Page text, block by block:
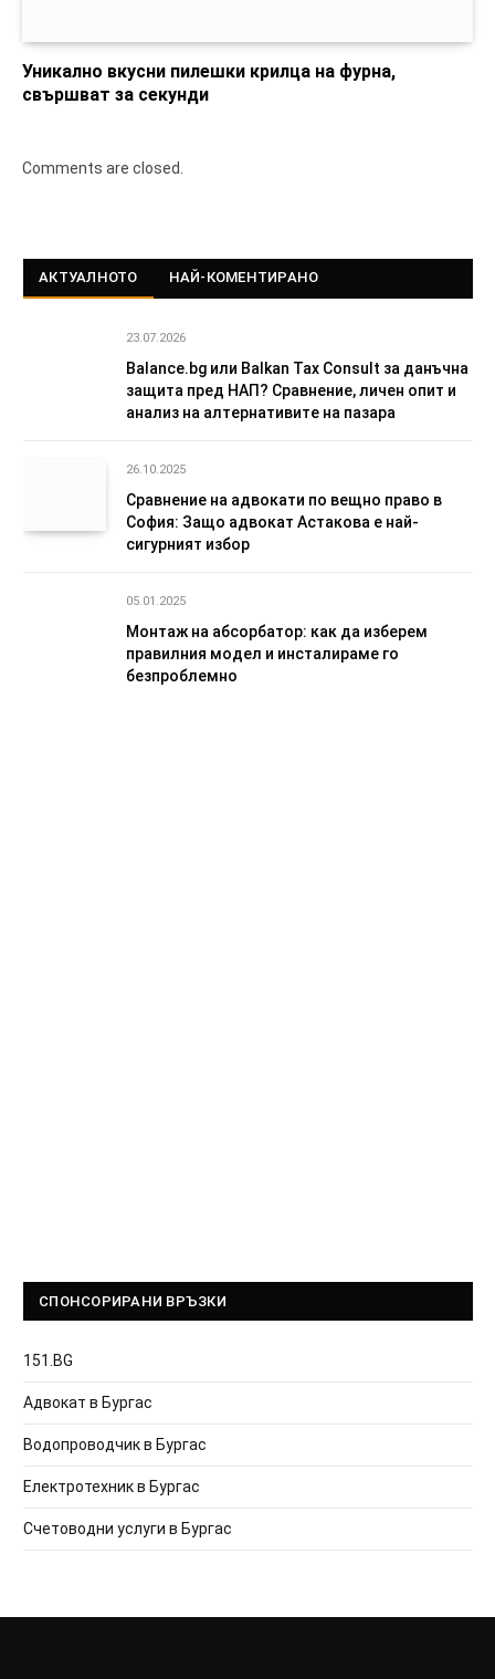
Уникално вкусни пилешки крилца на фурна,
свършват за секунди
Comments are closed.
АКТУАЛНОТО НАЙ-КОМЕНТИРАНО
23.07.2026
Balance.bg или Balkan Tax Consult за данъчна
защита пред НАП? Сравнение, личен опит и
анализ на алтернативите на пазара
26.10.2025
Сравнение на адвокати по вещно право в
София: Защо адвокат Астакова е най-
сигурният избор
05.01.2025
Монтаж на абсорбатор: как да изберем
правилния модел и инсталираме го
безпроблемно
СПОНСОРИРАНИ ВРЪЗКИ
151.BG
Адвокат в Бургас
Водопроводчик в Бургас
Електротехник в Бургас
Счетоводни услуги в Бургас